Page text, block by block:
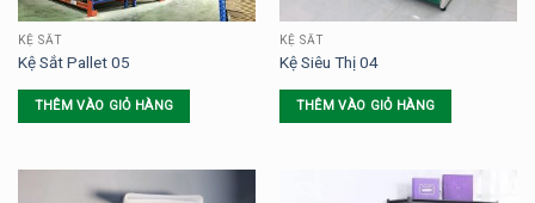
KỆ SẮT
Kệ Sắt Pallet 05
THÊM VÀO GIỎ HÀNG
KỆ SẮT
Kệ Siêu Thị 04
THÊM VÀO GIỎ HÀNG